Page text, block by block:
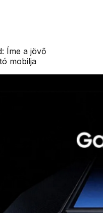
Íme a jövő
mobilja